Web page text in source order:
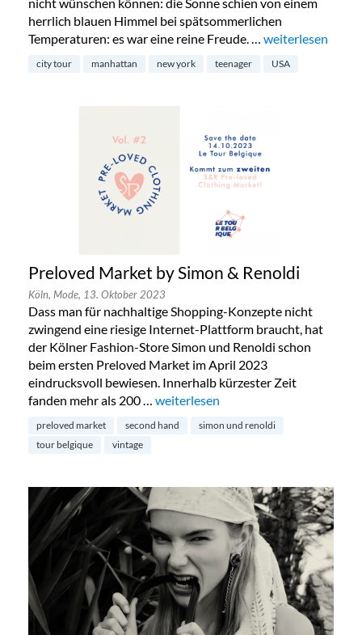
herrlich blauen Himmel bei spätsommerlichen
Temperaturen: es war eine reine Freude. … „New York mit
weiterlesen
city tour manhattan new york teenager USA
Preloved Market by Simon & Renoldi
Köln, Mode, 13. Oktober 2023
Dass man für nachhaltige Shopping-Konzepte nicht
zwingend eine riesige Internet-Plattform braucht, hat
der Kölner Fashion-Store Simon und Renoldi schon
beim ersten Preloved Market im April 2023
eindrucksvoll bewiesen. Innerhalb kürzester Zeit
fanden mehr als 200 … „Preloved Market by Simon &
weiterlesen
preloved market second hand
simon und renoldi
tour belgique
vintage